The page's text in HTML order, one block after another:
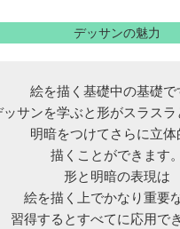
デッサンの魅力
絵を描く基礎中の基礎で
ッサンを学ぶと形がスラスラ
明暗をつけてさらに立体
描くことができます。
形と明暗の表現は
絵を描く上でかなり重要
習得するとすべてに応用で